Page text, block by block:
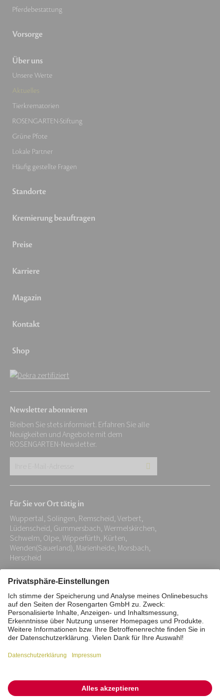
Pferdebestattung
Vorsorge
Über uns
Unsere Werte
Aktuelles
Tierkrematorien
ROSENGARTEN-Stiftung
Grüne Pfote
Lokale Partner
Häufig gestellte Fragen
Standorte
Kremierung beauftragen
Preise
Karriere
Magazin
Kontakt
Shop
Newsletter abonnieren
Bleiben Sie stets informiert. Erfahren Sie alle
Neuigkeiten und Angebote mit dem
ROSENGARTEN-Newsletter.
Adresse:
*
Für Sie vor Ort tätig in
Wuppertal, Solingen, Remscheid, Verbert,
Lüdenscheid, Gummersbach, Wermelskirchen,
Schwelm, Olpe, Wipperfürth, Kürten,
Wenden(Sauerland), Marienheide, Morsbach,
Herscheid
Impressum Datenschutz
Stiftung
Interne Meldestelle
Zahlungsmittel
Barrierefreiheitserklärung
Vertrag widerrufen